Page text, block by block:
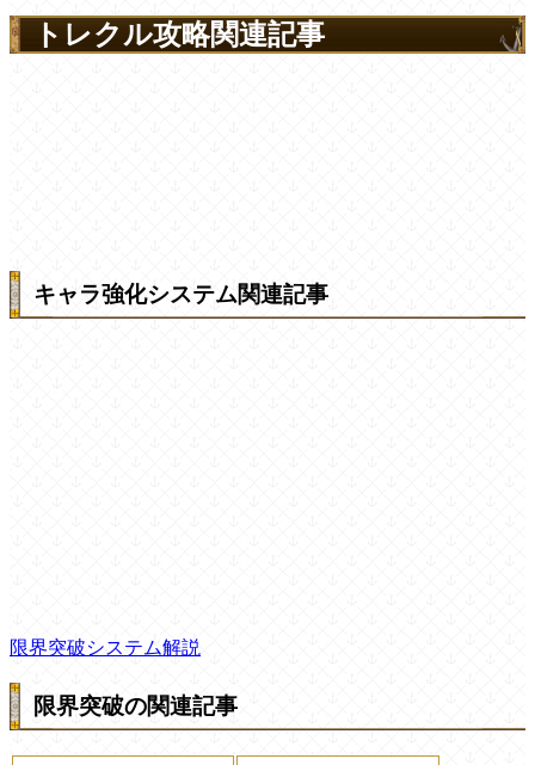
トレクル攻略関連記事
キャラ強化システム関連記事
限界突破システム解説
限界突破の関連記事